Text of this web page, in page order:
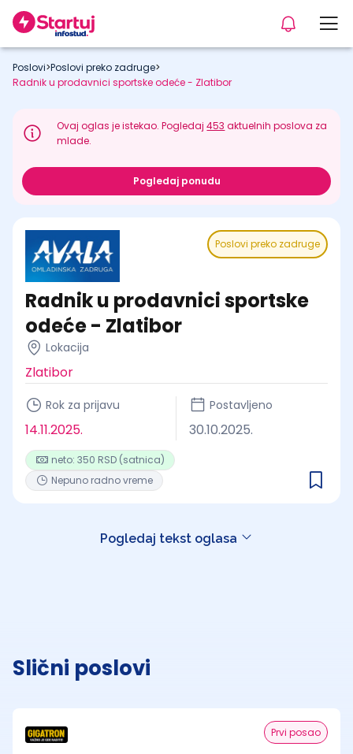
Poslovi>Poslovi preko zadruge>
Radnik u prodavnici sportske odeće - Zlatibor
Ovaj oglas je istekao. Pogledaj453 aktuelnih poslova za
mlade.
Pogledaj ponudu
Poslovi preko zadruge
Radnik u prodavnici sportske
odeće - Zlatibor
Lokacija
Zlatibor
Rok za prijavu
14.11.2025.
Postavljeno
30.10.2025.
neto: 350 RSD (satnica)
Nepuno radno vreme
Pogledaj tekst oglasa
Slični poslovi
Prvi posao